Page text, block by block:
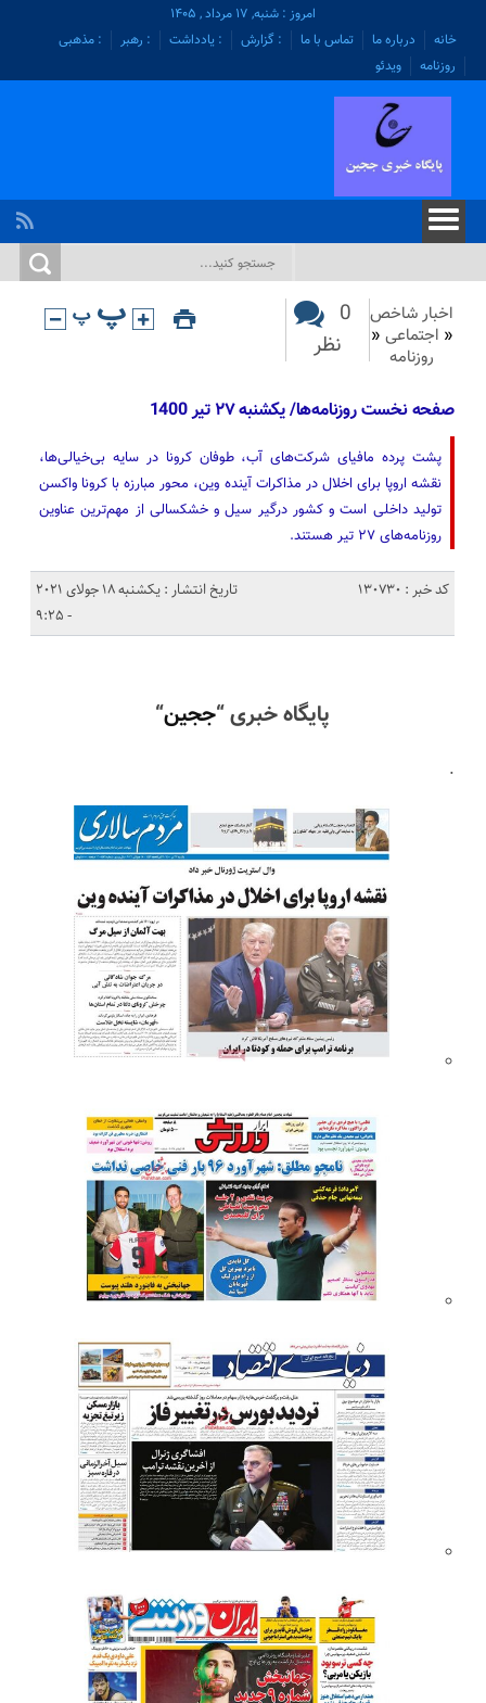
امروز : شنبه, ۱۷ مرداد , ۱۴۰۵
خانه
درباره ما تماس با ما : گزارش : یادداشت : رهبر
: مذهبی
روزنامه
ویدئو
اخبار شاخص
« اجتماعی «
روزنامه
0
نظر
صفحه نخست روزنامه‌ها/ یکشنبه ۲۷ تیر 1400
پشت پرده مافیای شرکت‌های آب، طوفان کرونا در سایه بی‌خیالی‌ها،
نقشه اروپا برای اخلال در مذاکرات آینده وین، محور مبارزه با کرونا واکسن
تولید داخلی است و کشور درگیر سیل و خشکسالی از مهم‌ترین عناوین
روزنامه‌های ۲۷ تیر هستند.
کد خبر : 130730
تاریخ انتشار : یکشنبه 18 جولای 2021
- 9:25
پایگاه خبری “ججین“
.